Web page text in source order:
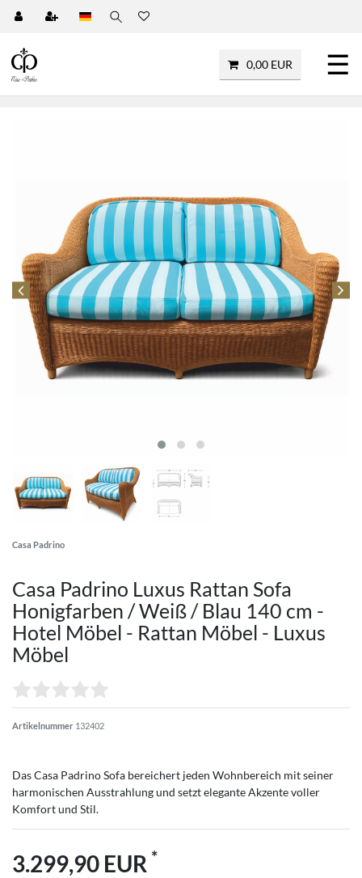
0,00 EUR ☰
Casa Padrino
Casa Padrino Luxus Rattan Sofa
Honigfarben / Weiß / Blau 140 cm -
Hotel Möbel - Rattan Möbel - Luxus
Möbel
Artikelnummer 132402
Das Casa Padrino Sofa bereichert jeden Wohnbereich mit seiner
harmonischen Ausstrahlung und setzt elegante Akzente voller
Komfort und Stil.
3.299,90 EUR *